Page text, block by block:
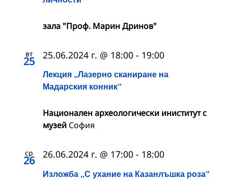
зала "Проф. Марин Дринов"
вт
25
Лекция „Лазерно сканиране на
Мадарския конник“
25.06.2024 г. @ 18:00 - 19:00
Национален археологически иниститут с
музей София
ср
26
Изложба „С ухание на Казанлъшка роза“
26.06.2024 г. @ 17:00 - 18:00